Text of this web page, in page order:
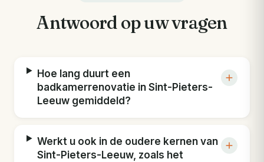
Antwoord op uw vragen
Hoe lang duurt een
badkamerrenovatie in Sint-Pieters-
Leeuw gemiddeld?
Werkt u ook in de oudere kernen van
Sint-Pieters-Leeuw, zoals het